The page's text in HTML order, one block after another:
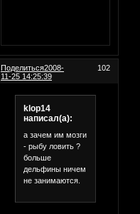
Поделиться 102
2008-
11-25 14:25:39
klop14
написал(а):
а зачем им мозги
- рыбу ловить ?
больше
дельфины ничем
не занимаются.